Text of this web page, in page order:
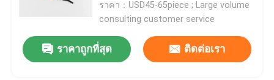
ราคา：USD45-65piece ; Large volume
consulting customer service
ราคาถูกที่สุด ติดต่อเรา